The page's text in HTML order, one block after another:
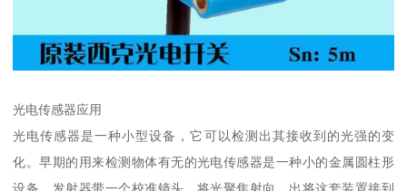
光电传感器应用
光电传感器是一种小型设备，它可以检测出其接收到的光强的变
化。早期的用来检测物体有无的光电传感器是一种小的金属圆柱形
设备，发射器带一个校准镜头，将光聚焦射向，出将这套装置接到